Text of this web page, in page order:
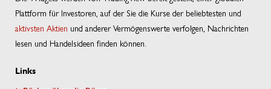
Plattform für Investoren, auf der Sie die Kurse der beliebtesten und
aktivsten Aktien und anderer Vermögenswerte verfolgen, Nachrichten
lesen und Handelsideen finden können.
Links